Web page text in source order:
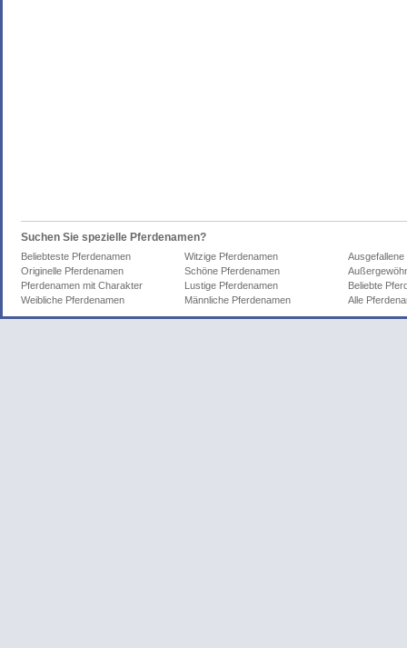
Suchen Sie spezielle Pferdenamen?
Beliebteste Pferdenamen Witzige Pferdenamen
Originelle Pferdenamen
Schöne Pferdenamen
Pferdenamen mit Charakter
Lustige Pferdenamen
Beliebte
Weibliche Pferdenamen
Männliche Pferdenamen Alle